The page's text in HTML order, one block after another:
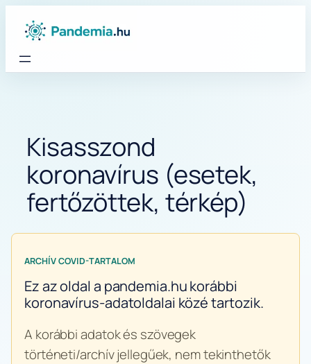
Kisasszond
koronavírus (esetek,
fertőzöttek, térkép)
ARCHÍV COVID-TARTALOM
Ez az oldal a pandemia.hu korábbi
koronavírus-adatoldalai közé tartozik.
A korábbi adatok és szövegek
történeti/archív jellegűek, nem tekinthetők